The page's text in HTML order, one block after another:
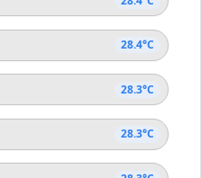
28.4°C
28.3°C
28.3°C